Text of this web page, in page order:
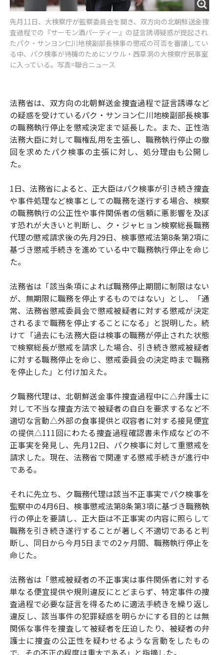
先月11日、大検察庁が監察委員会を開き、双方向の北朝鮮送金捜
査過程での『サーモン酒パーティー』の証言誘導疑惑が提起され
たパク・サンヨン仁川地検副部長検事の懲戒の可否を審議してい
る中、パク検事が待機のためにソウル・西草洞の大検察庁民事室
に入っている。写真=聯合ニュース
法務省は、双方向の北朝鮮送金捜査過程で証言誘導など
の疑惑を受けているパク・サンヨン仁川地検副部長検事
の職務執行停止を懲戒決定まで延長した。また、正性浩
法務大臣に対して職権乱用を主張し、職務執行停止の撤
回を求めたパク検事の主張に対し、処分理由も公開し
た。
1日、法務省によると、正大臣はパク検事が引き続き捜査
や事件処理など検事としての職務を遂行する場合、検察
の職務執行の公正性や事件関係者の信頼に悪影響を及ぼ
す恐れが大きいと判断し、ク・ジャヒョン検察総長職務
代理の懲戒請求後の先月29日、検事懲戒法第8条第2項に
基づき懲戒手続きを進めている中で職務執行停止を命じ
た。
法務省は「該当条項によれば職務停止期間に制限はない
が、無期限に職務を停止するものではない」とし、「通
常、法務省懲戒委員会で懲戒被疑者に対する懲戒が決定
されるまで職務を停止することになる」と説明した。続
けて「過去にも法務大臣は検事の職務が停止された状態
で検察総長が懲戒を請求した場合、引き続き懲戒被疑者
に対する職務停止を命じ、懲戒委員会の決定時まで職務
を停止した」と付け加えた。
ク職務代理は、北朝鮮送金事件捜査過程中に△弁護士に
対して不当な捜査方法で被疑者の自白を要求するなど不
適切な言動△外部の食事提供と収容者に対する接見便宜
の提供△111回にわたる捜査過程確認書未作成などの不
正事実を発見し、先月12日、パク検事に対して重懲戒を
請求した。現在、法務省で関連する懲戒手続きが進行中
である。
それに先立ち、ク職務代理は該当不正事実でパク検事を
監察中の4月6日、検事懲戒法第8条第3項に基づき職務執
行の停止を要請し、正大臣は不正事実の内容に照らして
職務を引き続き遂行することが著しく不適切であると判
断し、同日から今月5日までの2ヶ月間、職務執行停止を
命じた。
法務省は「懲戒被疑者の不正事実は事件関係者に対する
単なる便宜提供や規則違反にとどまらず、特定事件の捜
査過程で必要な証言を得るために適法手続きを繰り返し
違反し、該当事件の犯罪疑惑を明らかにする目的とは無
関係な事件を捜査して被疑者を圧迫したり、被疑者の弁
護士に捜査の公正性を疑わせるような言動をしたもの
で、その不正の程度は重大である」と指摘した。